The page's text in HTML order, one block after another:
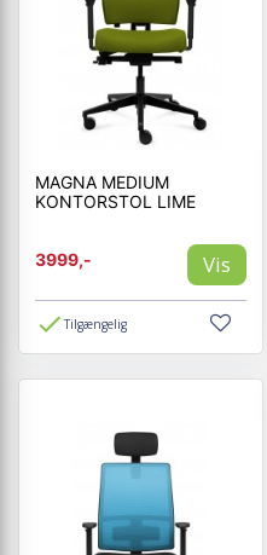
MAGNA MEDIUM
KONTORSTOL LIME
3999,- Vis
Tilgængelig